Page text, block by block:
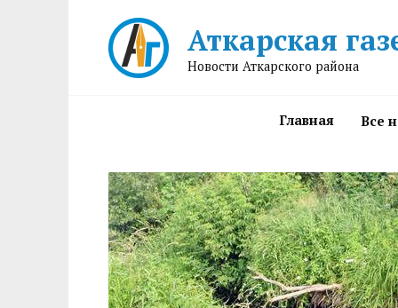
Аткарская
Новости Аткарского района
Главная Все